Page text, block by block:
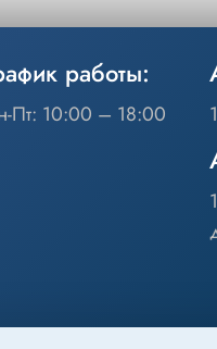
работы:
Пт: 10:00 – 18:00